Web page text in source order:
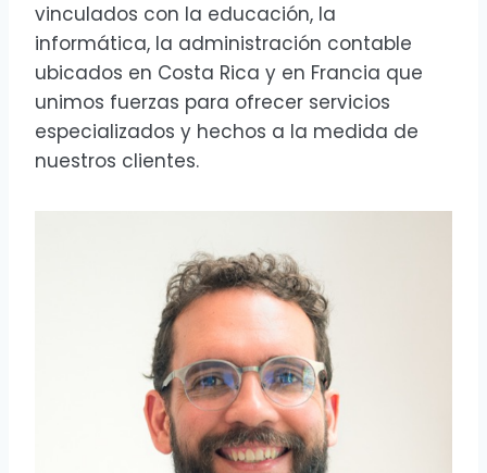
vinculados con la educación, la
informática, la administración contable
ubicados en Costa Rica y en Francia que
unimos fuerzas para ofrecer servicios
especializados y hechos a la medida de
nuestros clientes.